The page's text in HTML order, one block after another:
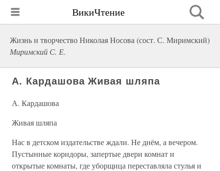
ВикиЧтение
Жизнь и творчество Николая Носова (сост. С. Миримский)
Миримский С. Е.
А. Кардашова Живая шляпа
А. Кардашова
Живая шляпа
Нас в детском издательстве ждали. Не днём, а вечером.
Пустынные коридоры, запертые двери комнат и
открытые комнаты, где уборщица переставляла стулья и